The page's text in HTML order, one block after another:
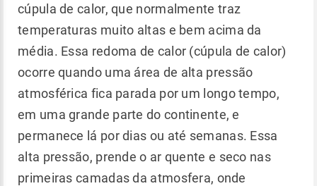
cúpula de calor, que normalmente traz
temperaturas muito altas e bem acima da
média. Essa redoma de calor (cúpula de calor)
ocorre quando uma área de alta pressão
atmosférica fica parada por um longo tempo,
em uma grande parte do continente, e
permanece lá por dias ou até semanas. Essa
alta pressão, prende o ar quente e seco nas
primeiras camadas da atmosfera, onde